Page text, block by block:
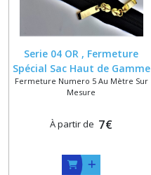
Serie 04 OR , Fermeture
Spécial Sac Haut de Gamme
, Glissière 6 mm , Double
Curseurs Massifs Dorés
Fermeture Numero 5 Au Mètre Sur
Mesure
À partir de 7€